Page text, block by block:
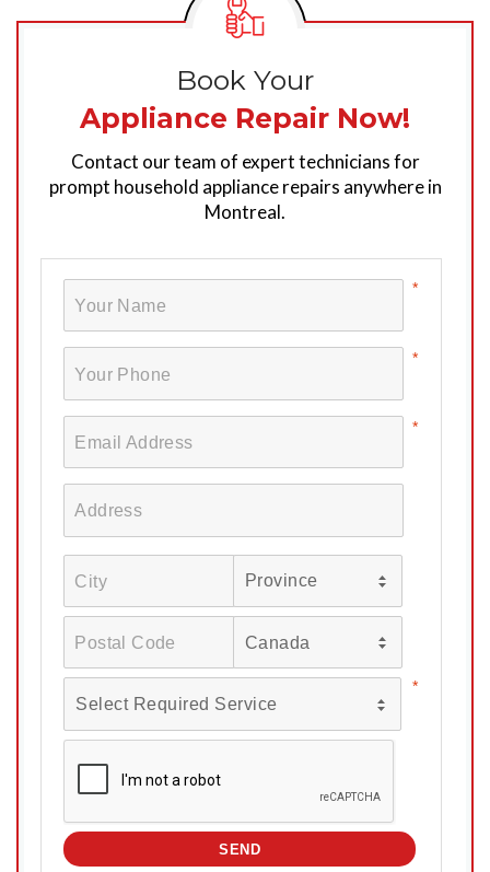
Book Your
Appliance Repair Now!
Contact our team of expert technicians for
prompt household appliance repairs anywhere in
Montreal.